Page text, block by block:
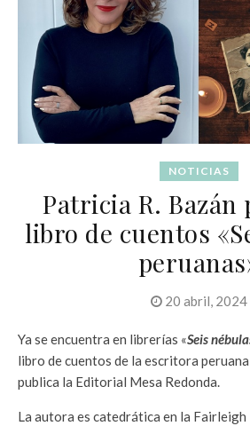
NOTICIAS
Patricia R. Bazán
libro de cuentos
20 abril, 2024
Ya se encuentra en librerías «Seis
libro de cuentos de la escritora peruana
publica la Editorial Mesa Redonda.
La autora es catedrática en la